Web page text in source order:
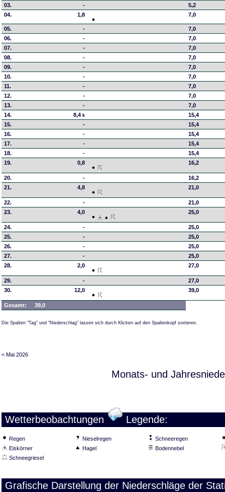
03. -
5,2
04.
1,8 7,0
05. -
7,0
06.
-
7,0
07.
-
7,0
08.
-
7,0
09.
-
7,0
10.
-
7,0
11.
-
7,0
12.
-
7,0
13.
-
7,0
14.
8,4k
15,4
15.
-
15,4
16.
-
15,4
17.
-
15,4
18.
-
15,4
19.
0,8 16,2
20. -
16,2
21.
4,8 21,0
22. -
21,0
23.
4,0 25,0
24. -
25,0
25.
-
25,0
26.
-
25,0
27.
-
25,0
28.
2,0 27,0
29. -
27,0
30.
12,0 39,0
Gesamt: 39,0
Die Spalten "Tag" und "Niederschlag" lassen sich durch Klicken auf den Spaltenkopf sortieren.
< Mai 2026
Monats- und
Wetterbeobachtungen Legende:
Regen Nieselregen
Schneeregen
Eiskörner
Hagel
Bodennebel
Schneegriesel
Grafische Darstellung der Niederschläge der